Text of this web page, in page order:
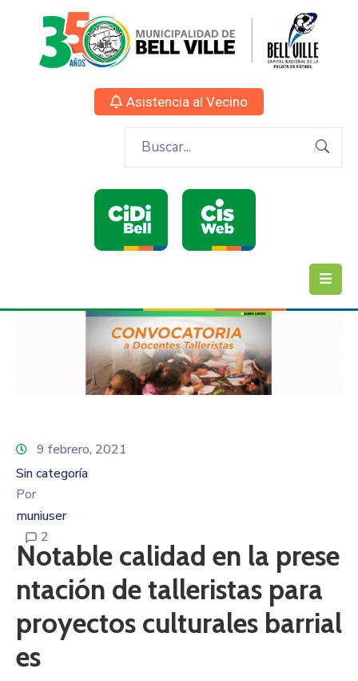
Asistencia al Vecino
9 febrero, 2021
Sin categoría
Por
muniuser
2
Notable calidad en la prese
ntación de talleristas para
proyectos culturales barrial
es